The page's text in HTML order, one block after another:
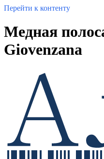
Перейти к контенту
Медная
Giovenzana